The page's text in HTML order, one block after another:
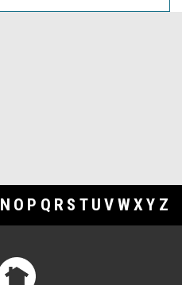
N O P Q R S T U V WXY Z